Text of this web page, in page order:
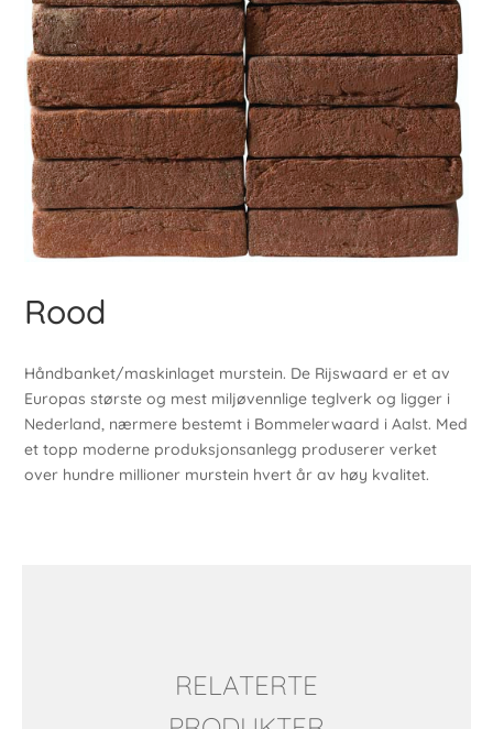
Rood
Håndbanket/maskinlaget murstein. De Rijswaard er et av
Europas største og mest miljøvennlige teglverk og ligger i
Nederland, nærmere bestemt i Bommelerwaard i Aalst. Med
et topp moderne produksjonsanlegg produserer verket
over hundre millioner murstein hvert år av høy kvalitet.
RELATERTE